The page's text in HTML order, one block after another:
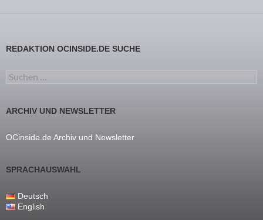
REDAKTION OCINSIDE.DE SUCHE
Suchen nach:
ARCHIV UND NEWSLETTER
OCinside.de Archiv und Newsletter
SPRACHAUSWAHL
Deutsch
English